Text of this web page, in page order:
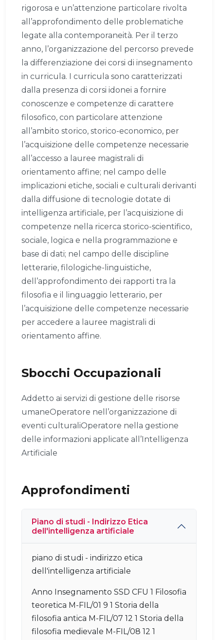
rigorosa e un’attenzione particolare rivolta
all’approfondimento delle problematiche
legate alla contemporaneità. Per il terzo
anno, l’organizzazione del percorso prevede
la differenziazione dei corsi di insegnamento
in curricula. I curricula sono caratterizzati
dalla presenza di corsi idonei a fornire
conoscenze e competenze di carattere
filosofico, con particolare attenzione
all’ambito storico, storico-economico, per
l’acquisizione delle competenze necessarie
all’accesso a lauree magistrali di
orientamento affine; nel campo delle
implicazioni etiche, sociali e culturali derivanti
dalla diffusione di tecnologie dotate di
intelligenza artificiale, per l’acquisizione di
competenze nella ricerca storico-scientifico,
sociale, logica e nella programmazione e
base di dati; nel campo delle discipline
letterarie, filologiche-linguistiche,
dell’approfondimento dei rapporti tra la
filosofia e il linguaggio letterario, per
l’acquisizione delle competenze necessarie
per accedere a lauree magistrali di
orientamento affine.
Sbocchi Occupazionali
Addetto ai servizi di gestione delle risorse
umaneOperatore nell’organizzazione di
eventi culturaliOperatore nella gestione
delle informazioni applicate all’Intelligenza
Artificiale
Approfondimenti
Piano di studi - Indirizzo Etica
dell'intelligenza artificiale
piano di studi - indirizzo etica
dell'intelligenza artificiale
Anno Insegnamento SSD CFU 1 Filosofia
teoretica M-FIL/01 9 1 Storia della
filosofia antica M-FIL/07 12 1 Storia della
filosofia medievale M-FIL/08 12 1